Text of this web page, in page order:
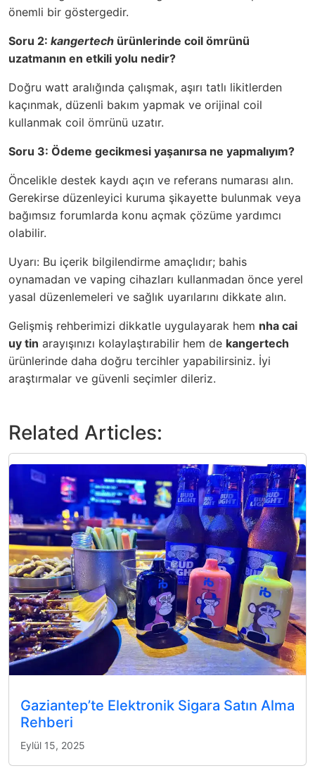
önemli bir göstergedir.
Soru 2: kangertech ürünlerinde coil ömrünü
uzatmanın en etkili yolu nedir?
Doğru watt aralığında çalışmak, aşırı tatlı likitlerden
kaçınmak, düzenli bakım yapmak ve orijinal coil
kullanmak coil ömrünü uzatır.
Soru 3: Ödeme gecikmesi yaşanırsa ne yapmalıyım?
Öncelikle destek kaydı açın ve referans numarası alın.
Gerekirse düzenleyici kuruma şikayette bulunmak veya
bağımsız forumlarda konu açmak çözüme yardımcı
olabilir.
Uyarı: Bu içerik bilgilendirme amaçlıdır; bahis
oynamadan ve vaping cihazları kullanmadan önce yerel
yasal düzenlemeleri ve sağlık uyarılarını dikkate alın.
Gelişmiş rehberimizi dikkatle uygulayarak hem nha cai
uy tin arayışınızı kolaylaştırabilir hem de kangertech
ürünlerinde daha doğru tercihler yapabilirsiniz. İyi
araştırmalar ve güvenli seçimler dileriz.
Related Articles:
Gaziantep’te Elektronik Sigara Satın Alma
Rehberi
Eylül 15, 2025